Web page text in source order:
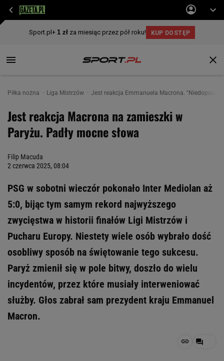
Piłka nożna Liga Mistrzów Jest reakcja Emmanuela Macrona.
Jest reakcja Macrona na zamieszki w
Paryżu. Padły mocne słowa
Filip Macuda
2 czerwca 2025, 08:04
PSG w sobotni wieczór pokonało Inter Mediolan aż
5:0, bijąc tym samym rekord najwyższego
zwycięstwa w historii finałów Ligi Mistrzów i
Pucharu Europy. Niestety wiele osób wybrało dość
osobliwy sposób na świętowanie tego sukcesu.
Paryż zmienił się w pole bitwy, doszło do wielu
incydentów, przez które musiały interweniować
służby. Głos zabrał sam prezydent kraju Emmanuel
Macron.